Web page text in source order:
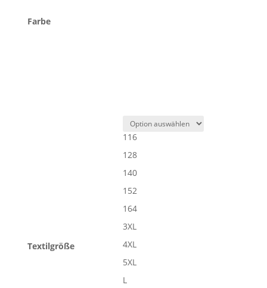
Farbe
Textilgröße
116
128
140
152
164
3XL
4XL
5XL
L